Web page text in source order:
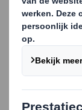
Dit
vorm
strengste
Duurzaam
Geschikt